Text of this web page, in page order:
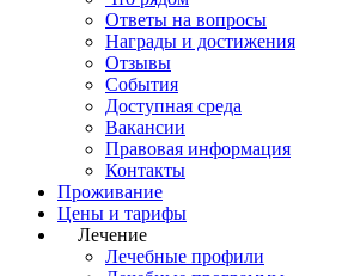
Ответы на вопросы
Награды и достижения
Отзывы
События
Доступная среда
Вакансии
Правовая информация
Контакты
Проживание
Цены и тарифы
Лечение
Лечебные профили